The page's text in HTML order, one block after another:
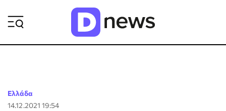
Ελλάδα
14.12.2021 19:54